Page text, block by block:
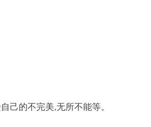
己的不完美,无所不能等。